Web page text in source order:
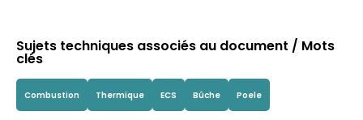
Sujets techniques associés au document / Mots
clés
Combustion Thermique ECS Bûche Poele